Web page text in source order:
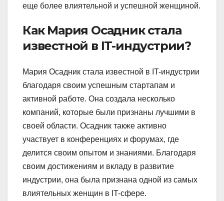
еще более влиятельной и успешной женщиной.
Как Мария Осадник стала
известной в IT-индустрии?
Мария Осадник стала известной в IT-индустрии
благодаря своим успешным стартапам и
активной работе. Она создала несколько
компаний, которые были признаны лучшими в
своей области. Осадник также активно
участвует в конференциях и форумах, где
делится своим опытом и знаниями. Благодаря
своим достижениям и вкладу в развитие
индустрии, она была признана одной из самых
влиятельных женщин в IT-сфере.